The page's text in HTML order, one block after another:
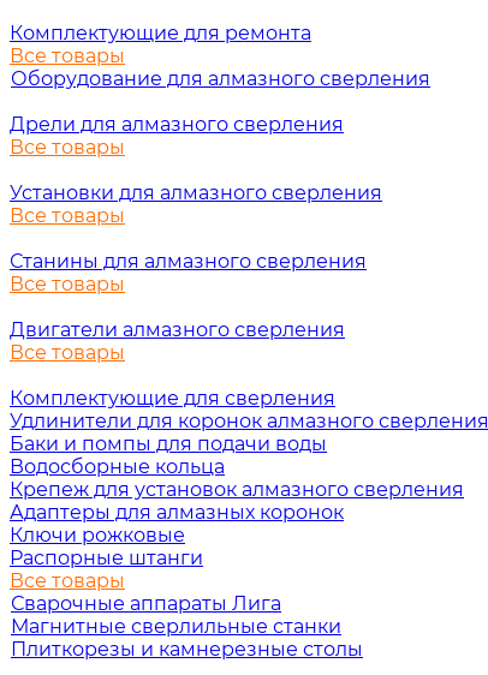
Комплектующие для ремонта
Все товары
Оборудование для алмазного сверления
Дрели для алмазного сверления
Все товары
Установки для алмазного сверления
Все товары
Станины для алмазного сверления
Все товары
Двигатели алмазного сверления
Все товары
Комплектующие для сверления
Удлинители для коронок алмазного сверления
Баки и помпы для подачи воды
Водосборные кольца
Крепеж для установок алмазного сверления
Адаптеры для алмазных коронок
Ключи рожковые
Распорные штанги
Все товары
Сварочные аппараты Лига
Магнитные сверлильные станки
Плиткорезы и камнерезные столы